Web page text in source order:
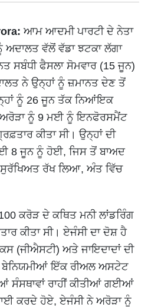
ਆਮ ਆਦਮੀ ਪਾਰਟੀ ਦੇ ਨੇਤਾ
ਵੱਲੋਂ ਵੱਡਾ ਝਟਕਾ ਲੱਗਾ
ਸਬੰਧੀ ਫੈਸਲਾ ਸੋਮਵਾਰ (15 ਜੂਨ)
ਨੇ ਉਨ੍ਹਾਂ ਨੂੰ ਜ਼ਮਾਨਤ ਦੇਣ ਤੋਂ
ਨੂੰ 26 ਜੂਨ ਤੱਕ ਨਿਆਂਇਕ
ਅਰੋੜਾ ਨੂੰ 9 ਮਈ ਨੂੰ ਇਨਫੋਰਸਮੈਂਟ
ਕੀਤਾ ਸੀ। ਉਨ੍ਹਾਂ ਦੀ
8 ਜੂਨ ਨੂੰ ਹੋਈ, ਜਿਸ ਤੋਂ ਬਾਅਦ
ਰੱਖ ਲਿਆ, ਅੰਤ ਵਿੱਚ
ਕਰੋੜ ਦੇ ਕਥਿਤ ਮਨੀ ਲਾਂਡਰਿੰਗ
ਕੀਤਾ ਸੀ। ਏਜੰਸੀ ਦਾ ਦੋਸ਼ ਹੈ
(ਜੀਐਸਟੀ) ਅਤੇ ਜਾਇਦਾਦਾਂ ਦੀ
ਬੇਨਿਯਮੀਆਂ ਇੱਕ ਰੀਅਲ ਅਸਟੇਟ
ਸੰਸਥਾਵਾਂ ਰਾਹੀਂ ਕੀਤੀਆਂ ਗਈਆਂ
ਕਰਦੇ ਹੋਏ, ਏਜੰਸੀ ਨੇ ਅਰੋੜਾ ਨੂੰ